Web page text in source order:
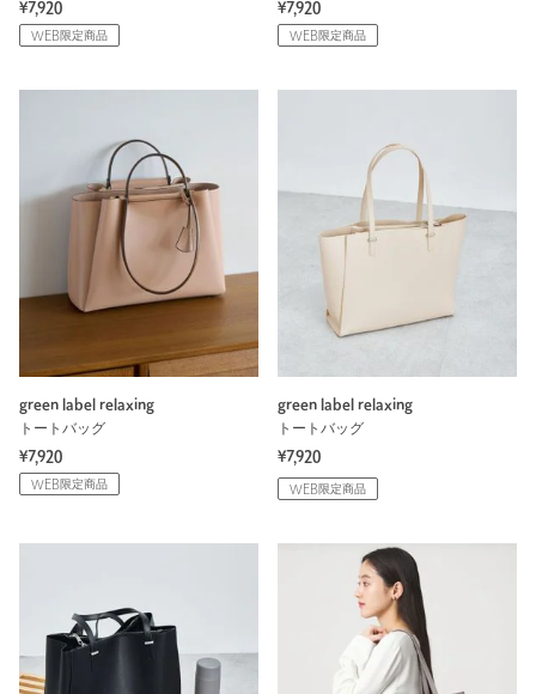
¥7,920
WEB限定商品
¥7,920
WEB限定商品
green label relaxing
トートバッグ
¥7,920
WEB限定商品
green label relaxing
トートバッグ
¥7,920
WEB限定商品